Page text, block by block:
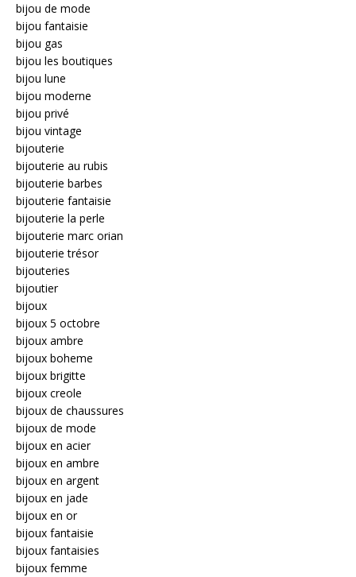
bijou de mode
bijou fantaisie
bijou gas
bijou les boutiques
bijou lune
bijou moderne
bijou privé
bijou vintage
bijouterie
bijouterie au rubis
bijouterie barbes
bijouterie fantaisie
bijouterie la perle
bijouterie marc orian
bijouterie trésor
bijouteries
bijoutier
bijoux
bijoux 5 octobre
bijoux ambre
bijoux boheme
bijoux brigitte
bijoux creole
bijoux de chaussures
bijoux de mode
bijoux en acier
bijoux en ambre
bijoux en argent
bijoux en jade
bijoux en or
bijoux fantaisie
bijoux fantaisies
bijoux femme